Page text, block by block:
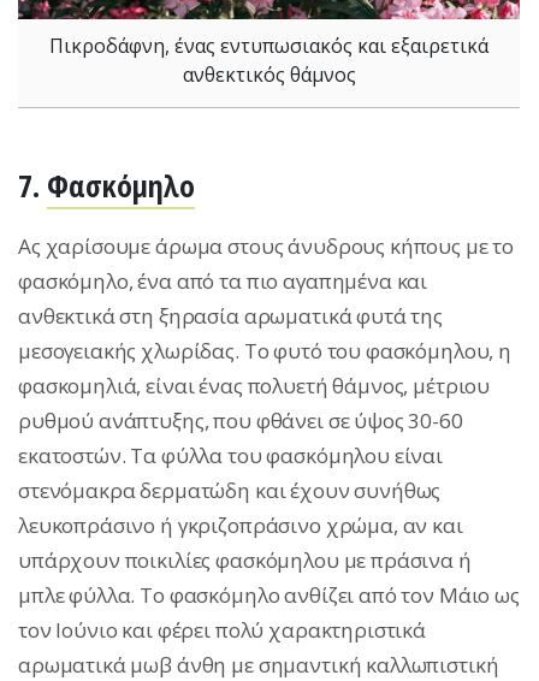
Πικροδάφνη, ένας εντυπωσιακός και εξαιρετικά
ανθεκτικός θάμνος
7. Φασκόμηλο
Ας χαρίσουμε άρωμα στους άνυδρους κήπους με το
φασκόμηλο, ένα από τα πιο αγαπημένα και
ανθεκτικά στη ξηρασία αρωματικά φυτά της
μεσογειακής χλωρίδας. Το φυτό του φασκόμηλου, η
φασκομηλιά, είναι ένας πολυετή θάµνος, μέτριου
ρυθμού ανάπτυξης, που φθάνει σε ύψος 30-60
εκατοστών. Τα φύλλα του φασκόμηλου είναι
στενόμακρα δερματώδη και έχουν συνήθως
λευκοπράσινο ή γκριζοπράσινο χρώμα, αν και
υπάρχουν ποικιλίες φασκόμηλου με πράσινα ή
μπλε φύλλα. Το φασκόμηλο ανθίζει από τον Μάιο ως
τον Ιούνιο και φέρει πολύ χαρακτηριστικά
αρωματικά μωβ άνθη με σημαντική καλλωπιστική